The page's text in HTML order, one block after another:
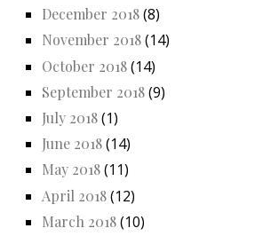
December 2018(8)
November 2018(14)
October 2018(14)
September 2018(9)
July 2018(1)
June 2018(14)
May 2018(11)
April 2018(12)
March 2018(10)